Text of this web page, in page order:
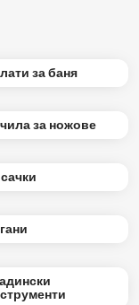
за баня
за ножове